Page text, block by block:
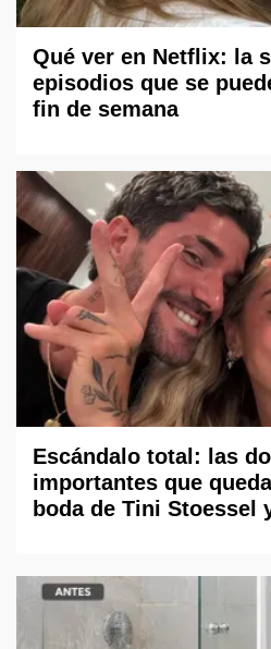
Qué ver en Netflix: la
episodios que se
fin de semana
Escándalo total: las
importantes que
boda de Tini Stoessel